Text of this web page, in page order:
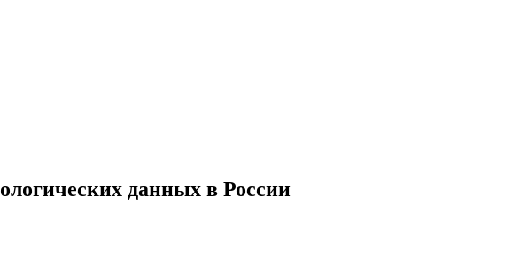
данных в России